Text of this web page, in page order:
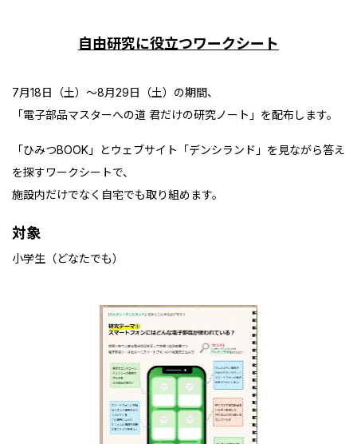
自由研究に役立つワークシート
7月18日（土）～8月29日（土）の期間、
「電子部品マスターへの道 君だけの研究ノート」を配布します。
「ひみつBOOK」とウェブサイト「デンシランド」を見ながら答え
を探すワークシートで、
施設内だけでなく自宅でも取り組めます。
対象
小学生（どなたでも）